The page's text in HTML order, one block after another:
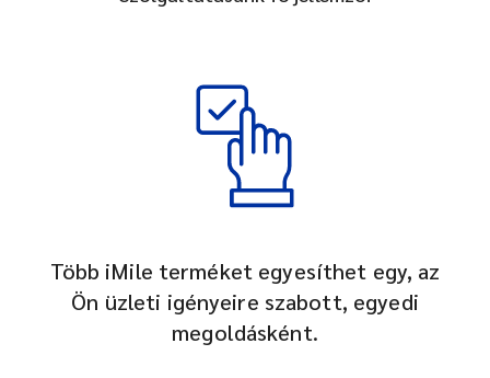
Több iMile terméket egyesíthet egy, az
Ön üzleti igényeire szabott, egyedi
megoldásként.